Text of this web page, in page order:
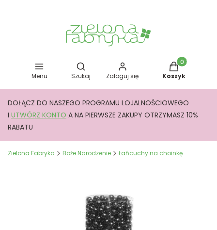
Menu
Otwórz wyszukiwarkę
Szukaj Zaloguj się
Produkty w
Koszyk
DOŁĄCZ DO NASZEGO PROGRAMU LOJALNOŚCIOWEGO
I UTWÓRZ KONTO A NA PIERWSZE ZAKUPY OTRZYMASZ 10%
RABATU
Zielona Fabryka Boże Narodzenie Łańcuchy na choinkę